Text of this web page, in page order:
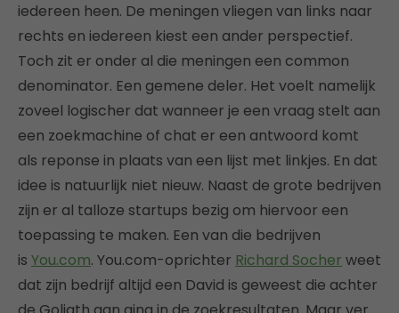
iedereen heen. De meningen vliegen van links naar
rechts en iedereen kiest een ander perspectief.
Toch zit er onder al die meningen een common
denominator. Een gemene deler. Het voelt namelijk
zoveel logischer dat wanneer je een vraag stelt aan
een zoekmachine of chat er een antwoord komt
als reponse in plaats van een lijst met linkjes. En dat
idee is natuurlijk niet nieuw. Naast de grote bedrijven
zijn er al talloze startups bezig om hiervoor een
toepassing te maken. Een van die bedrijven
is You.com. You.com-oprichter Richard Socher weet
dat zijn bedrijf altijd een David is geweest die achter